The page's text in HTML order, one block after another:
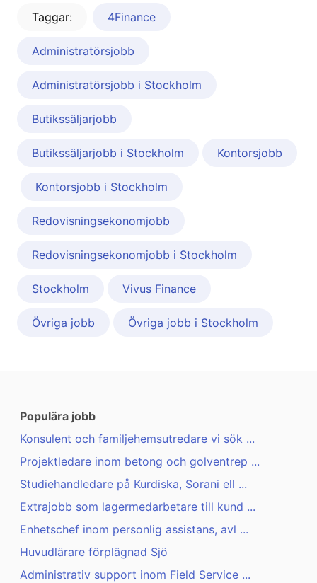
Taggar: 4Finance
Administratörsjobb
Administratörsjobb i Stockholm
Butikssäljarjobb
Butikssäljarjobb i Stockholm Kontorsjobb
Kontorsjobb i Stockholm
Redovisningsekonomjobb
Redovisningsekonomjobb i Stockholm
Stockholm Vivus Finance
Övriga jobb Övriga jobb i Stockholm
Populära jobb
Konsulent och familjehemsutredare vi sök ...
Projektledare inom betong och golventrep ...
Studiehandledare på Kurdiska, Sorani ell ...
Extrajobb som lagermedarbetare till kund ...
Enhetschef inom personlig assistans, avl ...
Huvudlärare förplägnad Sjö
Administrativ support inom Field Service ...